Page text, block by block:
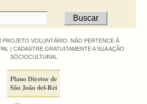
PROJETO VOLUNTÁRIO. NÃO PERTENCE À
| CADASTRE GRATUITAMENTE A SUA AÇÃO
SÓCIOCULTURAL